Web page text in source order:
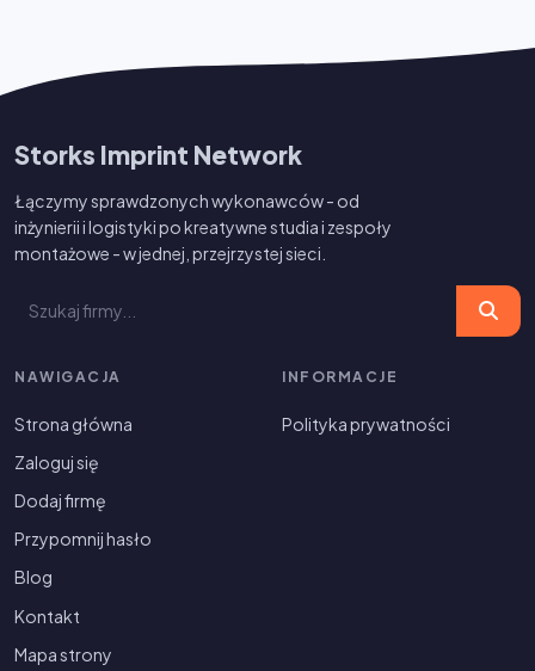
Storks Imprint Network
Łączymy sprawdzonych wykonawców - od
inżynierii i logistyki po kreatywne studia i zespoły
montażowe - w jednej, przejrzystej sieci.
NAWIGACJA
Strona główna
Zaloguj się
Dodaj firmę
Przypomnij hasło
Blog
Kontakt
Mapa strony
INFORMACJE
Polityka prywatności